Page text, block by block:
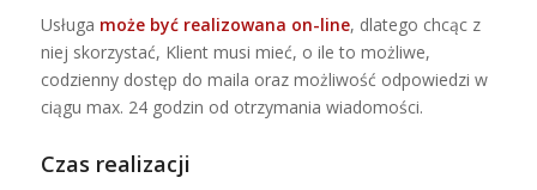
Usługa może być realizowana on-line, dlatego chcąc z
niej skorzystać, Klient musi mieć, o ile to możliwe,
codzienny dostęp do maila oraz możliwość odpowiedzi w
ciągu max. 24 godzin od otrzymania wiadomości.
Czas realizacji